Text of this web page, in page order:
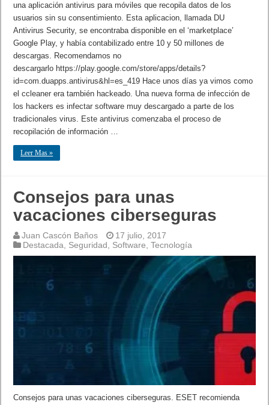
una aplicación antivirus para móviles que recopila datos de los
usuarios sin su consentimiento. Esta aplicacion, llamada DU
Antivirus Security, se encontraba disponible en el ‘marketplace’
Google Play, y había contabilizado entre 10 y 50 millones de
descargas. Recomendamos no
descargarlo https://play.google.com/store/apps/details?
id=com.duapps.antivirus&hl=es_419 Hace unos días ya vimos como
el ccleaner era también hackeado. Una nueva forma de infección de
los hackers es infectar software muy descargado a parte de los
tradicionales virus. Este antivirus comenzaba el proceso de
recopilación de información …
Leer Mas »
Consejos para unas
vacaciones ciberseguras
Juan Cascón Baños
17 julio, 2017
Destacada, Seguridad, Software,Tecnología
Consejos para unas vacaciones ciberseguras. ESET recomienda